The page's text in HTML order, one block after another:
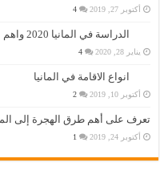
أكتوبر 27, 2019 4
الدراسة في المانيا 2020 واهم التفاصيل عنها
يناير 28, 2020 4
انواع الاقامة في المانيا
أكتوبر 10, 2019 2
تعرف على أهم طرق الهجرة إلى
أكتوبر 24, 2019 1